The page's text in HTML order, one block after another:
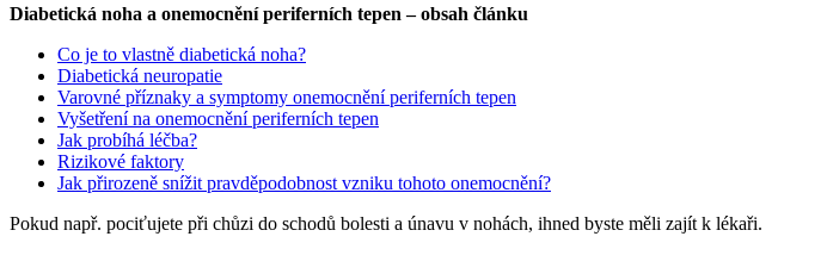
Diabetická noha a onemocnění periferních tepen – obsah článku
Co je to vlastně diabetická noha?
Diabetická neuropatie
Varovné příznaky a symptomy onemocnění periferních tepen
Vyšetření na onemocnění periferních tepen
Jak probíhá léčba?
Rizikové faktory
Jak přirozeně snížit pravděpodobnost vzniku tohoto onemocnění?
Pokud např. pociťujete při chůzi do schodů bolesti a únavu v nohách, ihned byste měli zajít k lékaři.